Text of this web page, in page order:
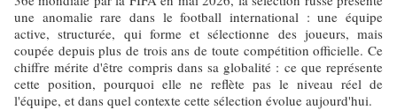
une anomalie rare dans le football international : une équipe
active, structurée, qui forme et sélectionne des joueurs, mais
coupée depuis plus de trois ans de toute compétition officielle. Ce
chiffre mérite d'être compris dans sa globalité : ce que représente
cette position, pourquoi elle ne reflète pas le niveau réel de
l'équipe, et dans quel contexte cette sélection évolue aujourd'hui.